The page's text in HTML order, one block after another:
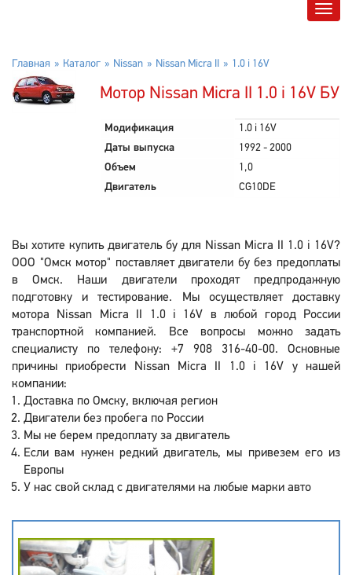
Главная Каталог Nissan Nissan Micra II 1.0 i 16V
Мотор Nissan Micra II 1.0 i 16V БУ
Модификация
1.0 i 16V
Даты выпуска
1992 - 2000
Объем
1,0
Двигатель
CG10DE
Вы хотите купить двигатель бу для Nissan Micra II 1.0 i 16V?
ООО "Омск мотор" поставляет двигатели бу без предоплаты
в Омск. Наши двигатели проходят предпродажную
подготовку и тестирование. Мы осуществляет доставку
мотора Nissan Micra II 1.0 i 16V в любой город России
транспортной компанией. Все вопросы можно задать
специалисту по телефону: +7 908 316-40-00. Основные
причины приобрести Nissan Micra II 1.0 i 16V у нашей
компании:
Доставка по Омску, включая регион
Двигатели без пробега по России
Мы не берем предоплату за двигатель
Если вам нужен редкий двигатель, мы привезем его из
Европы
У нас свой склад с двигателями на любые марки авто